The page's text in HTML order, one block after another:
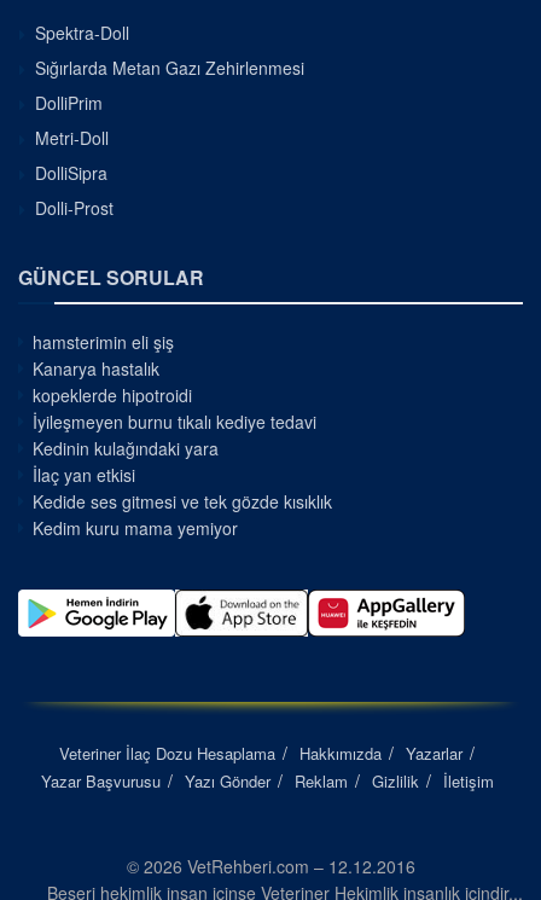
Spektra-Doll
Sığırlarda Metan Gazı Zehirlenmesi
DolliPrim
Metri-Doll
DolliSipra
Dolli-Prost
GÜNCEL SORULAR
hamsterimin eli şiş
Kanarya hastalık
kopeklerde hipotroidi
İyileşmeyen burnu tıkalı kediye tedavi
Kedinin kulağındaki yara
İlaç yan etkisi
Kedide ses gitmesi ve tek gözde kısıklık
Kedim kuru mama yemiyor
Veteriner İlaç Dozu Hesaplama Hakkımızda
Yazarlar
Yazar Başvurusu
Yazı Gönder Reklam Gizlilik İletişim
© 2026 VetRehberi.com – 12.12.2016
Beşeri hekimlik insan içinse Veteriner Hekimlik insanlık içindir...